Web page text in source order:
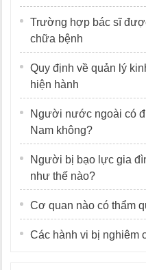
Trường hợp bác sĩ
chữa bệnh
Quy định về quản lý
hiện hành
Người nước ngoài có
Nam không?
Người bị bạo lực gia
như thế nào?
Cơ quan nào có thẩm
Các hành vi bị nghiêm